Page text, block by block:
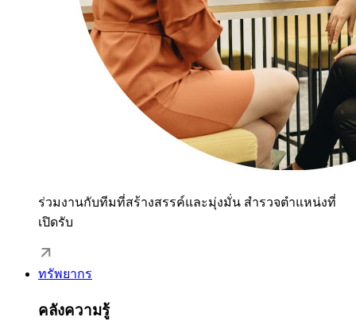
ร่วมงานกับทีมที่สร้างสรรค์และมุ่งมั่น สำรวจตำแหน่งที่
เปิดรับ
ทรัพยากร
คลังความรู้